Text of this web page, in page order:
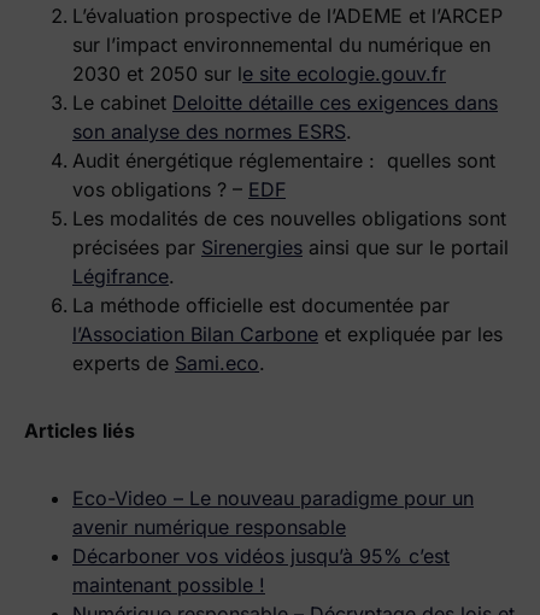
L’évaluation prospective de l’ADEME et l’ARCEP
sur l’impact environnemental du numérique en
2030 et 2050 sur le site ecologie.gouv.fr
Le cabinet Deloitte détaille ces exigences dans
son analyse des normes ESRS.
Audit énergétique réglementaire : quelles sont
vos obligations ? – EDF
Les modalités de ces nouvelles obligations sont
précisées par Sirenergies ainsi que sur le portail
Légifrance.
La méthode officielle est documentée par
l’Association Bilan Carbone et expliquée par les
experts de Sami.eco.
Articles liés
Eco-Video – Le nouveau paradigme pour un
avenir numérique responsable
Décarboner vos vidéos jusqu’à 95% c’est
maintenant possible !